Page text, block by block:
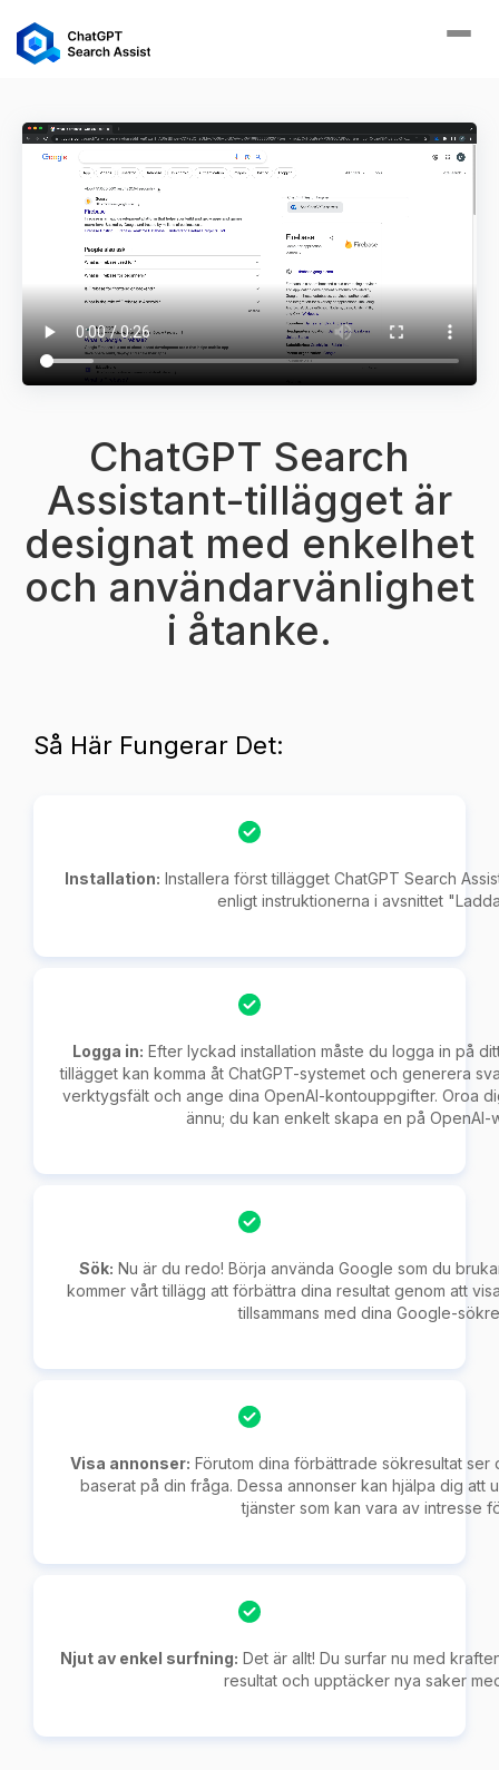
Växla
ChatGPT Search
Assistant-tillägget är
designat med enkelhet
och användarvänlighet
i åtanke.
Så Här Fungerar Det:
Installation: Installera först tillägget ChatGPT Search
enligt instruktionerna i avsnittet
Logga in: Efter lyckad installation måste du logga in på
tillägget kan komma åt ChatGPT-systemet och generera
verktygsfält och ange dina OpenAI-kontouppgifter. Oroa
ännu; du kan enkelt skapa en på OpenAI-
Sök: Nu är du redo! Börja använda Google som du
kommer vårt tillägg att förbättra dina resultat genom att
tillsammans med dina Google-
Visa annonser: Förutom dina förbättrade sökresultat
baserat på din fråga. Dessa annonser kan hjälpa dig att
tjänster som kan vara av intresse
Njut av enkel surfning: Det är allt! Du surfar nu med
resultat och upptäcker nya saker